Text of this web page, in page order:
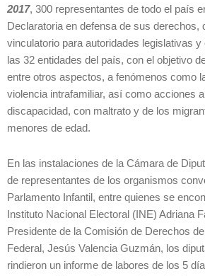
2017, 300 representantes de todo el país
Declaratoria en defensa de sus derechos,
vinculatorio para autoridades legislativas
las 32 entidades del país, con el objetivo
entre otros aspectos, a fenómenos como
violencia intrafamiliar, así como acciones
discapacidad, con maltrato y de los
menores de edad.
En las instalaciones de la Cámara de
de representantes de los organismos
Parlamento Infantil, entre quienes se
Instituto Nacional Electoral (INE) Adriana
Presidente de la Comisión de Derechos
Federal, Jesús Valencia Guzmán, los
rindieron un informe de labores de los 5